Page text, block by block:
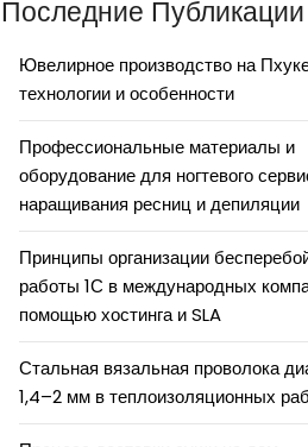
Последние Публикации
Ювелирное производство на
технологии и особенности
Профессиональные материалы и
оборудование для ногтевого
наращивания ресниц и депиляции
Принципы организации
работы 1С в международных
помощью хостинга и SLA
Стальная вязальная проволока
1,4–2 мм в теплоизоляционных